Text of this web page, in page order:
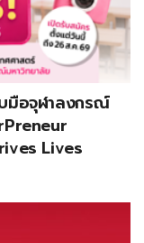
บมือจุฬาลงกรณ์
Lives